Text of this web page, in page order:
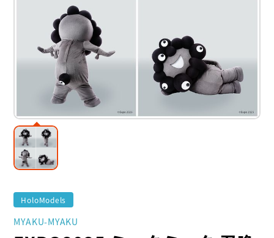
HoloModels
MYAKU-MYAKU